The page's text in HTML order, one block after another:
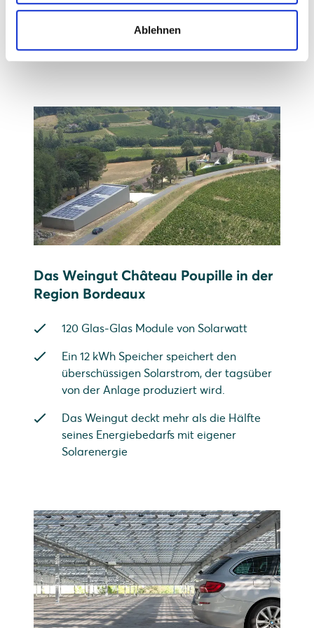
Ablehnen
Prognose: 615.000 kWh Strom pro Jahr,
das entspricht etwa dem Jahresverbrauch
von 205 Drei-Personen-Haushalten
Das Weingut Château Poupille in der
Region Bordeaux
120 Glas-Glas Module von Solarwatt
Ein 12 kWh Speicher speichert den
überschüssigen Solarstrom, der tagsüber
von der Anlage produziert wird.
Das Weingut deckt mehr als die Hälfte
seines Energiebedarfs mit eigener
Solarenergie